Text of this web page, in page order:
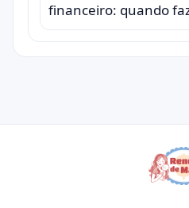
financeiro: quando